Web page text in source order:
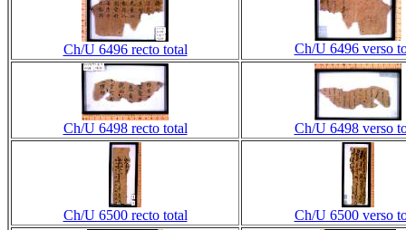
Ch/U 6496 recto total Ch/U 6496 verso
Ch/U 6498 recto total Ch/U 6498 verso
Ch/U 6500 recto total Ch/U 6500 verso